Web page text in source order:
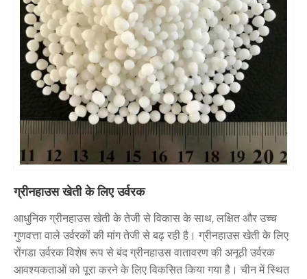
ग्रीनहाउस खेती के लिए उर्वरक
आधुनिक ग्रीनहाउस खेती के तेजी से विकास के साथ, लक्षित और उच्च
गुणवत्ता वाले उर्वरकों की मांग तेजी से बढ़ रही है। ग्रीनहाउस खेती के लिए
रोंगडा उर्वरक विशेष रूप से बंद ग्रीनहाउस वातावरण की अनूठी उर्वरक
आवश्यकताओं को पूरा करने के लिए विकसित किया गया है। चीन में स्थित